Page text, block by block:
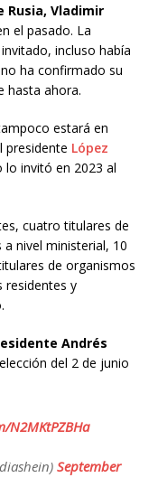
Rusia, Vladimir
el pasado. La
incluso había
ha confirmado su
hasta ahora.
estará en
presidente López
lo invitó en 2023 al
cuatro titulares de
nivel ministerial, 10
de organismos
residentes y
Andrés
del 2 de junio
N2MKtPZBHa
September